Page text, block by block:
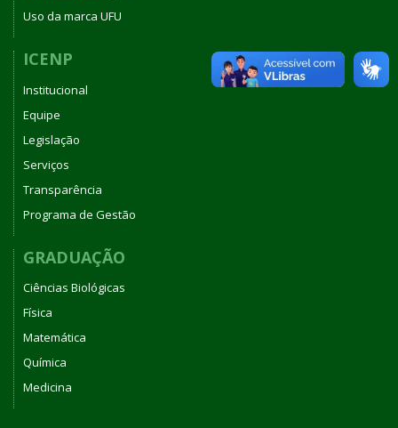
Uso da marca UFU
ICENP
Institucional
Equipe
Legislação
Serviços
Transparência
Programa de Gestão
GRADUAÇÃO
Ciências Biológicas
Física
Matemática
Química
Medicina